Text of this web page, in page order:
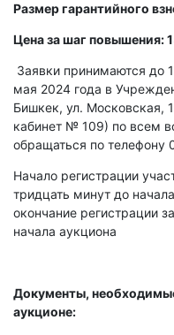
Размер гарантийного
Цена за шаг повышения:
Заявки принимаются до
мая 2024 года в
Бишкек, ул. Московская,
кабинет № 109) по всем
обращаться по телефону
Начало регистрации
тридцать минут до
окончание регистрации
начала аукциона
Документы,
аукционе: